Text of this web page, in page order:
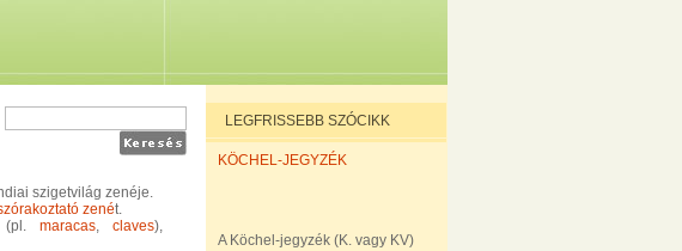
szigetvilág zenéje.
zenét.
(pl. maracas, claves),
LEGFRISSEBB SZÓCIKK
KÖCHEL-JEGYZÉK
A Köchel-jegyzék (K. vagy KV)